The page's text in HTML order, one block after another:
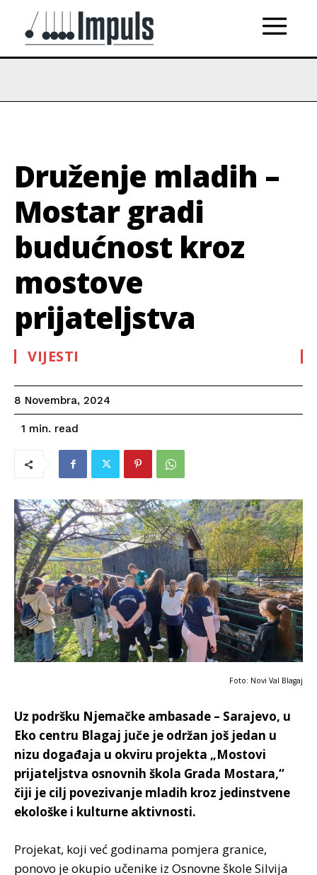
Druženje mladih –
Mostar gradi
budućnost kroz
mostove
prijateljstva
VIJESTI
8 Novembra, 2024
1 min. read
Foto: Novi Val Blagaj
Uz podršku Njemačke ambasade – Sarajevo, u
Eko centru Blagaj juče je održan još jedan u
nizu događaja u okviru projekta „Mostovi
prijateljstva osnovnih škola Grada Mostara,“
čiji je cilj povezivanje mladih kroz jedinstvene
ekološke i kulturne aktivnosti.
Projekat, koji već godinama pomjera granice,
ponovo je okupio učenike iz Osnovne škole Silvija